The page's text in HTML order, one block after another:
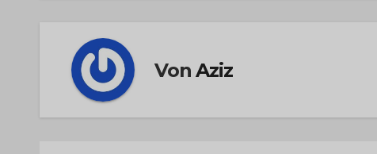
VonAziz